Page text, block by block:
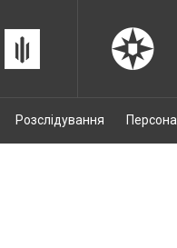
Розслідування Персона